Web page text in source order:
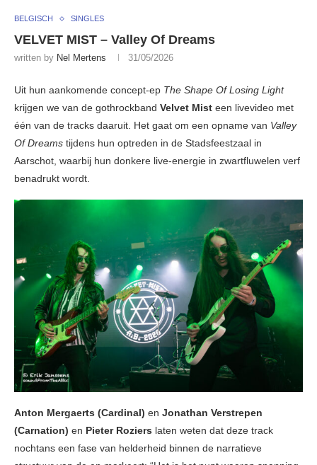
BELGISCH SINGLES
VELVET MIST – Valley Of Dreams
written by Nel Mertens 31/05/2026
Uit hun aankomende concept-ep The Shape Of Losing Light
krijgen we van de gothrockband Velvet Mist een livevideo met
één van de tracks daaruit. Het gaat om een opname van Valley
Of Dreams tijdens hun optreden in de Stadsfeestzaal in
Aarschot, waarbij hun donkere live-energie in zwartfluwelen verf
benadrukt wordt.
Anton Mergaerts (Cardinal) en Jonathan Verstrepen
(Carnation) en Pieter Roziers laten weten dat deze track
nochtans een fase van helderheid binnen de narratieve